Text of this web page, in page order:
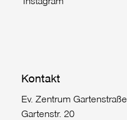
Kontakt
Ev. Zentrum Gartenstraße
Gartenstr. 20